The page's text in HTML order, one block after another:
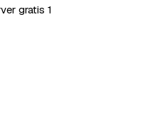
gratis 1